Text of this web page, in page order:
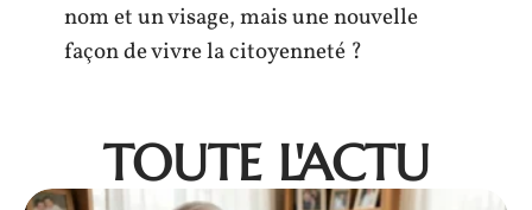
nom et un visage, mais une nouvelle
façon de vivre la citoyenneté ?
TOUTE L'ACTU